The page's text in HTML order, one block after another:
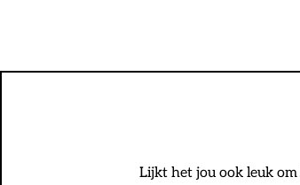
Lijkt het jou ook leuk om